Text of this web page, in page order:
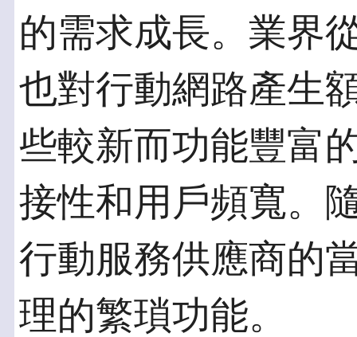
的需求成長。業界
也對行動網路產生
些較新而功能豐富
接性和用戶頻寬。
行動服務供應商的
理的繁瑣功能。